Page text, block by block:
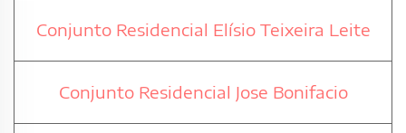
Conjunto Residencial Elísio Teixeira Leite
Conjunto Residencial Jose Bonifacio